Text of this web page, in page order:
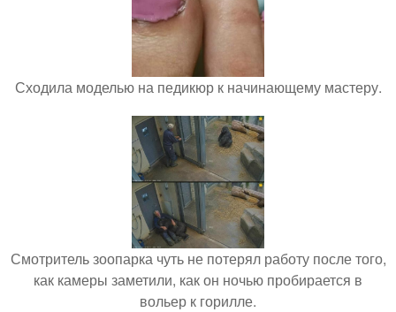
Сходила моделью на педикюр к начинающему мастеру.
Смотритель зоопарка чуть не потерял работу после того,
как камеры заметили, как он ночью пробирается в
вольер к горилле.